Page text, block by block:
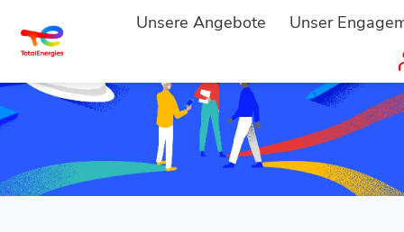
Unsere Angebote Unser